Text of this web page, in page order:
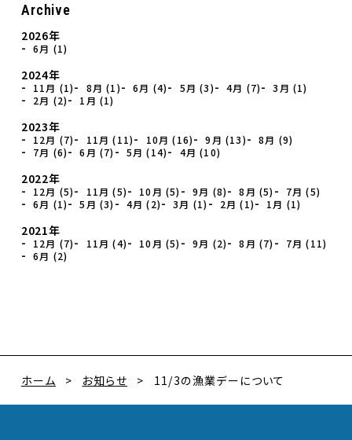
Archive
2026年
6月 (1)
2024年
11月 (1) 8月 (1) 6月 (4) 5月 (3) 4月 (7)
3月 (1)
2月 (2)
1月 (1)
2023年
12月 (7) 11月 (11) 10月 (16) 9月 (13)
8月 (9)
7月 (6)
6月 (7) 5月 (14) 4月 (10)
2022年
12月 (5) 11月 (5) 10月 (5) 9月 (8) 8月 (5)
7月 (5)
6月 (1)
5月 (3) 4月 (2) 3月 (1) 2月 (1) 1月 (1)
2021年
12月 (7) 11月 (4) 10月 (5) 9月 (2) 8月 (7)
7月 (11)
6月 (2)
ホーム お知らせ 11/3の漁業デーについて